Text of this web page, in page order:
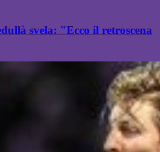
svela: "Ecco il retroscena